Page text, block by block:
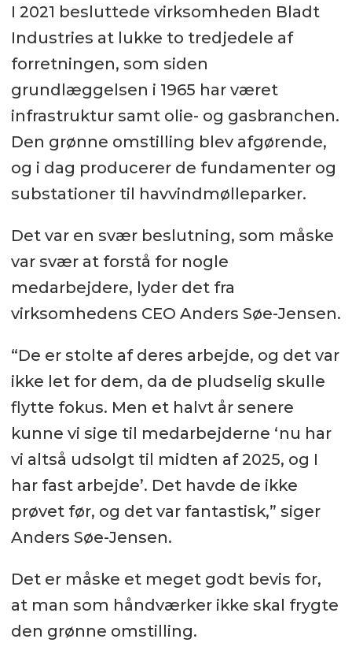
I 2021 besluttede virksomheden Bladt
Industries at lukke to tredjedele af
forretningen, som siden
grundlæggelsen i 1965 har været
infrastruktur samt olie- og gasbranchen.
Den grønne omstilling blev afgørende,
og i dag producerer de fundamenter og
substationer til havvindmølleparker.
Det var en svær beslutning, som måske
var svær at forstå for nogle
medarbejdere, lyder det fra
virksomhedens CEO Anders Søe-Jensen.
“De er stolte af deres arbejde, og det var
ikke let for dem, da de pludselig skulle
flytte fokus. Men et halvt år senere
kunne vi sige til medarbejderne ‘nu har
vi altså udsolgt til midten af 2025, og I
har fast arbejde’. Det havde de ikke
prøvet før, og det var fantastisk,” siger
Anders Søe-Jensen.
Det er måske et meget godt bevis for,
at man som håndværker ikke skal frygte
den grønne omstilling.